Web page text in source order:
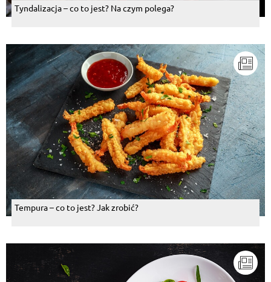
Tyndalizacja – co to jest? Na czym polega?
Tempura – co to jest? Jak zrobić?